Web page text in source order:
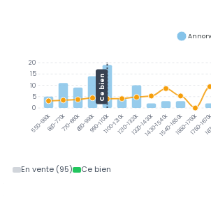
550-660k660-770k770-880k880-990k990-1100k1100-1210k1210-1320k1320-1430k1430-1540k1540-1650k1650-1760k
1760-
Ce bien
20
15
10
5
0
En vente (95) Ce bien